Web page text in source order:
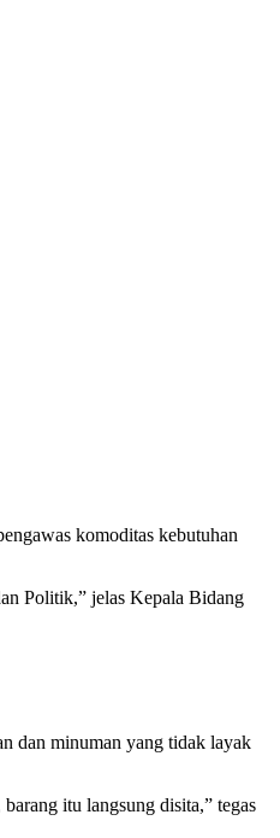
komoditas kebutuhan
Politik,” jelas Kepala Bidang
dan minuman yang tidak layak
itu langsung disita,” tegas